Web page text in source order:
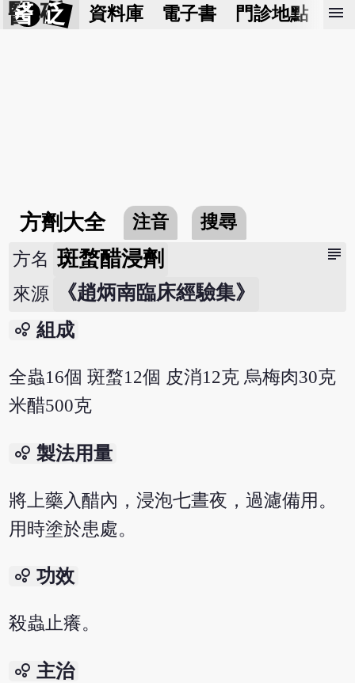
醫 砭 資料庫 電子書 門診地點 預
menu
方劑大全 注音 搜尋
subject
方名 斑蝥醋浸劑
來源 《趙炳南臨床經驗集》
bubble_chart 組成
全蟲16個 斑蝥12個 皮消12克 烏梅肉30克
米醋500克
bubble_chart 製法用量
將上藥入醋內，浸泡七晝夜，過濾備用。
用時塗於患處。
bubble_chart 功效
殺蟲止癢。
bubble_chart 主治